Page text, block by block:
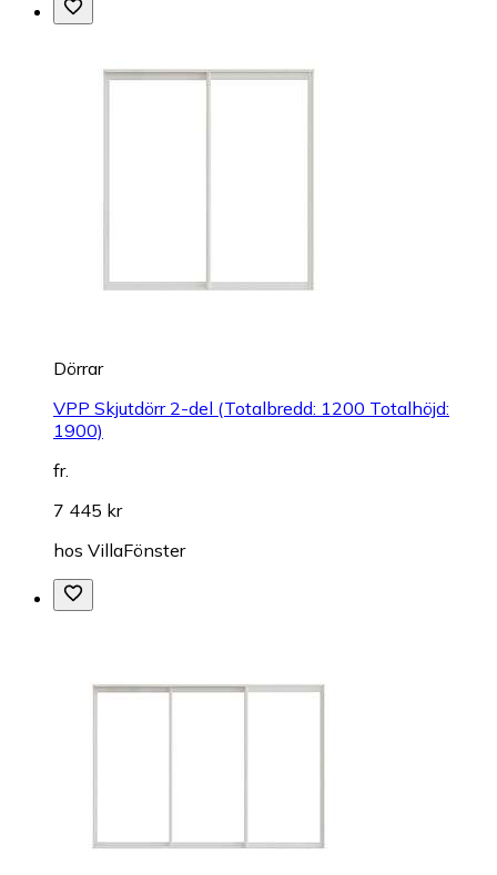
Dörrar
VPP Skjutdörr 2-del (Totalbredd: 1200 Totalhöjd:
1900)
fr.
7 445 kr
hos VillaFönster